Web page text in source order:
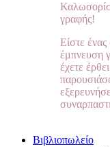
γραφής!
Είστε ένας
έμπνευση
έχετε
Βιβλιοπωλείο